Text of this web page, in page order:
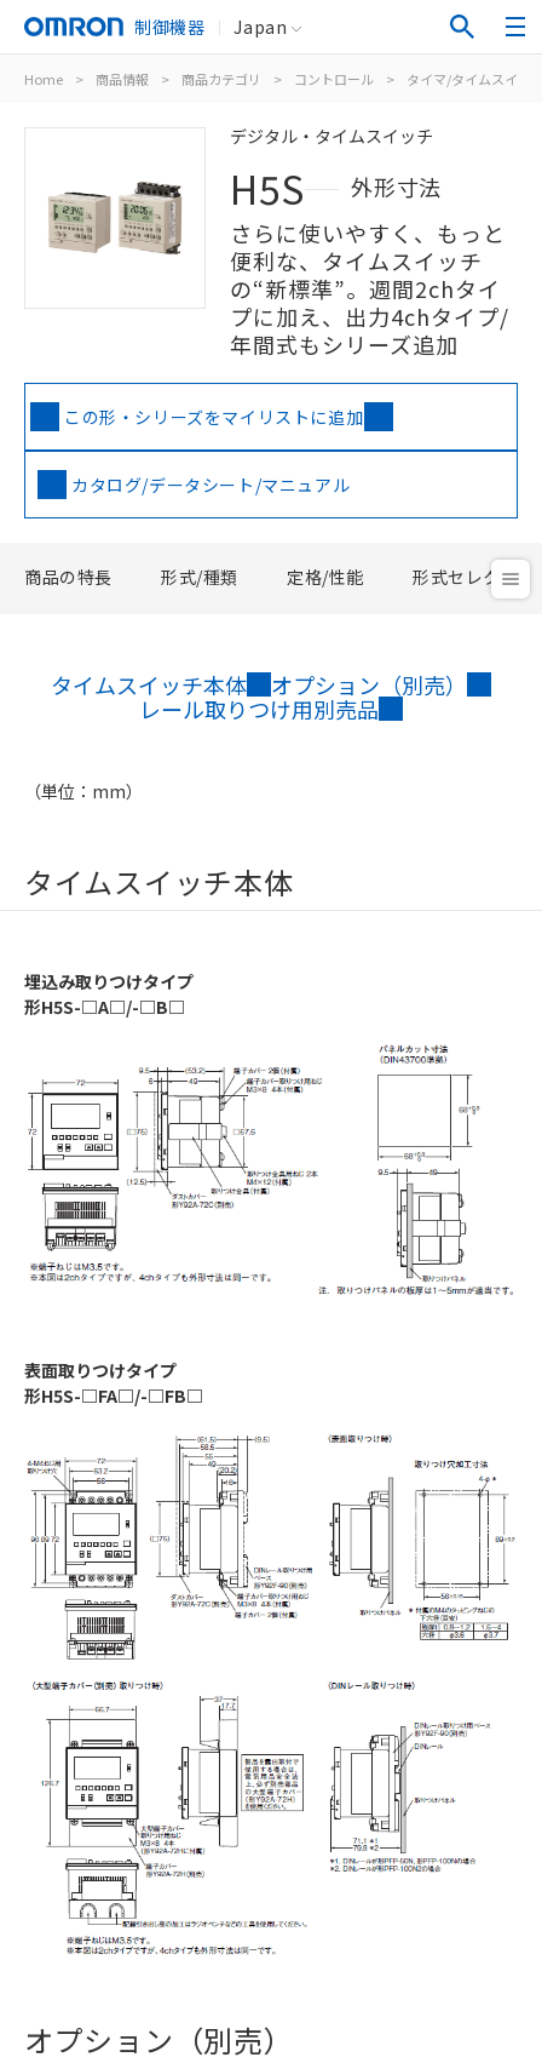
制御機器 Japan
Home > 商品情報 > 商品カテゴリ > コントロール > タイマ/タイムスイッ
デジタル・タイムスイッチ
H5S
外形寸法
さらに使いやすく、もっと
便利な、タイムスイッチ
の“新標準”。週間2chタイ
プに加え、出力4chタイプ/
年間式もシリーズ追加
この形・シリーズをマイリストに追加
カタログ/データシート/マニュアル
商品の特長 形式/種類 定格/性能 形式セレクタ
タイムスイッチ本体 オプション（別売）
レール取りつけ用別売品
（単位：mm）
タイムスイッチ本体
埋込み取りつけタイプ
形H5S-□A□/-□B□
表面取りつけタイプ
形H5S-□FA□/-□FB□
オプション（別売）